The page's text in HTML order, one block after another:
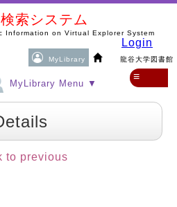
索システム
Information on Virtual Explorer System
MyLibrary 龍谷大学図書館
Login
MyLibrary Menu ▼
≡
to previous